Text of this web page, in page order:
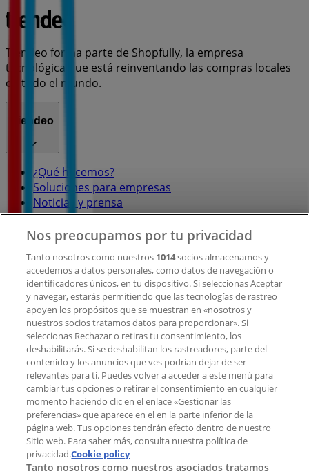
Tiendeo forma parte de Shopfully, la empresa
tecnológica que está reinventando las compras locales
en todo el mundo.
Tiendeo
¿Qué hacemos?
Soluciones para empresas
Noticias y prensa
Trabaja con nosotros
Contacto
Contacto comercial y de marketing
Tienda mal colocada en el mapa
Notificar un folleto
¿Encontraste un problema en la web o en la
aplicación?
Índices
Marcas
Negocios
Nos preocupamos por tu privacidad
Tanto nosotros como nuestros 1014socios almacenamos y
accedemos a datos personales, como datos de navegación o
identificadores únicos, en tu dispositivo. Si seleccionas Aceptar
y navegar, estarás permitiendo que las tecnologías de rastreo
apoyen los propósitos que se muestran en «nosotros y
nuestros socios tratamos datos para proporcionar». Si
seleccionas Rechazar o retiras tu consentimiento, los
deshabilitarás. Si se deshabilitan los rastreadores, parte del
contenido y los anuncios que ves podrían dejar de ser
relevantes para ti. Puedes volver a acceder a este menú para
cambiar tus opciones o retirar el consentimiento en cualquier
momento haciendo clic en el enlace «Gestionar las
preferencias» que aparece en el en la parte inferior de la
página web. Tus opciones tendrán efecto dentro de nuestro
Sitio web. Para saber más, consulta nuestra política de
privacidad.Cookie policy
Tanto nosotros como nuestros asociados tratamos